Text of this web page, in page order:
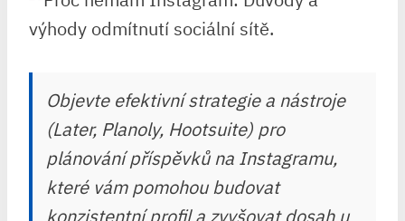
Objevte efektivní strategie a nástroje
(Later, Planoly, Hootsuite) pro
plánování příspěvků na Instagramu,
které vám pomohou budovat
konzistentní profil a zvyšovat dosah u